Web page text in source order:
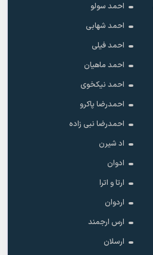
احمد سولو
احمد شهابی
احمد فیلی
احمد ماهیان
احمد نیکخوی
احمدرضا پاکرو
احمدرضا نبی زاده
اد شیرن
ادوان
ارتا و اترا
اردوان
ارس ارجمند
ارسلان